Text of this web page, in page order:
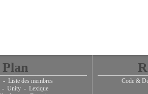
Plan
- Liste des membres
- Unity - Lexique
Code &